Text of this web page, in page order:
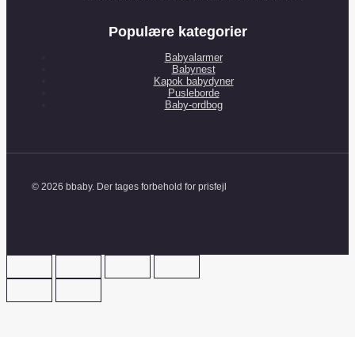
Populære kategorier
Babyalarmer
Babynest
Kapok babydyner
Pusleborde
Baby-ordbog
© 2026 bbaby. Der tages forbehold for prisfejl